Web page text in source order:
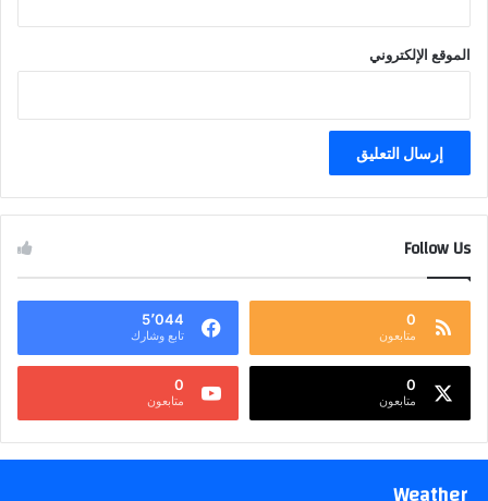
الموقع الإلكتروني
Follow Us
0
متابعون
5٬044
تابع وشارك
0
متابعون
0
متابعون